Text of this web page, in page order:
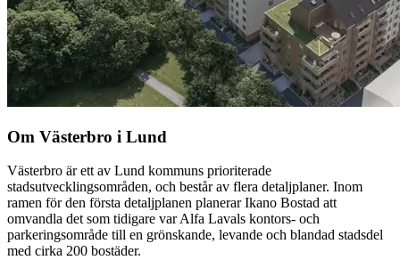
Om Västerbro i Lund
Västerbro är ett av Lund kommuns prioriterade
stadsutvecklingsområden, och består av flera detaljplaner. Inom
ramen för den första detaljplanen planerar Ikano Bostad att
omvandla det som tidigare var Alfa Lavals kontors- och
parkeringsområde till en grönskande, levande och blandad stadsdel
med cirka 200 bostäder.